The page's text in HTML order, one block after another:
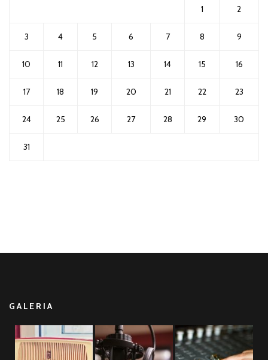
1 2
3 4 5 6 7 8 9
10 11 12 13 14 15 16
17 18 19 20 21 22 23
24 25 26 27 28 29 30
31
GALERIA